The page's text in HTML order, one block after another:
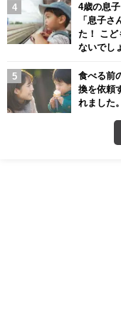
4歳の息
「息子さ
た！ こど
ないでし
食べる前
換を依頼
れました